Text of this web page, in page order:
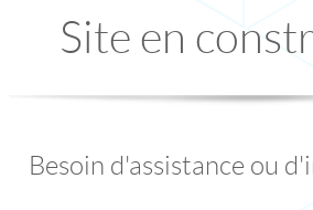
Site en
Besoin d'assistance ou